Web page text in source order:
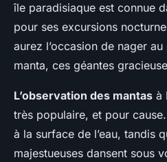
île paradisiaque est connue
pour ses excursions
aurez l’occasion de nager
manta, ces géantes
L’observation des mantas à
très populaire, et pour
à la surface de l’eau, tandis
majestueuses dansent sous